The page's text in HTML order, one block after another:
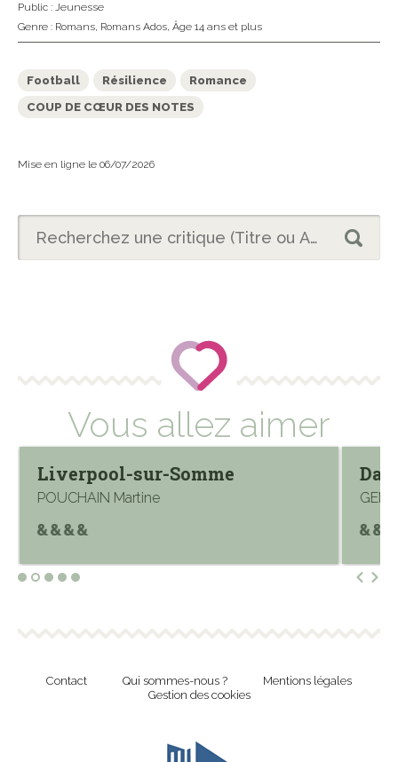
Public : Jeunesse
Genre : Romans, Romans Ados, Âge 14 ans et plus
Football Résilience
Romance
COUP DE CŒUR DES NOTES
Mise en ligne le 06/07/2026
Vous allez aimer
Liverpool-sur-Somme
POUCHAIN Martine
Contact Qui sommes-nous ?
Mentions légales
Gestion des cookies